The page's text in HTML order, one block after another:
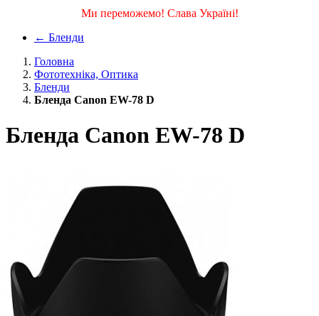
Ми переможемо! Слава Україні!
← Бленди
Головна
Фототехніка, Оптика
Бленди
Бленда Canon EW-78 D
Бленда Canon EW-78 D